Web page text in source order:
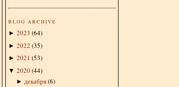
BLOG ARCHIVE
► 2023 (64)
► 2022 (35)
► 2021 (53)
▼ 2020(44)
► декабря(6)